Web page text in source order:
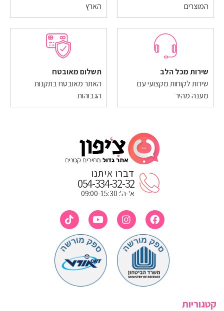
המוצרים
הארץ
שירות מכל הלב
שירות לקוחות מקצועי עם
מענה מהיר
תשלום מאובטח
האתר מאובטח בתקנות
הגבוהות
דברו איתנו
054-334-32-32
א'-ה': 09:00-15:30
קטגוריות